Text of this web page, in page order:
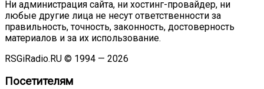
Ни администрация сайта, ни хостинг-провайдер, ни
любые другие лица не несут ответственности за
правильность, точность, законность, достоверность
материалов и за их использование.
RSGiRadio.RU © 1994 — 2026
Посетителям